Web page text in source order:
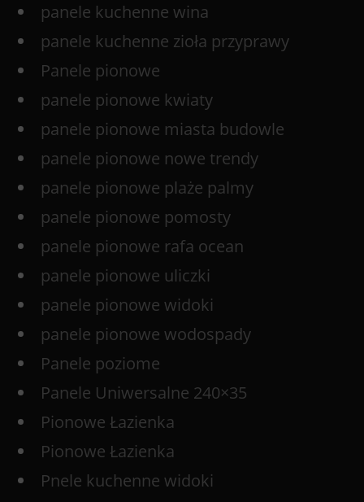
panele kuchenne wina
panele kuchenne zioła przyprawy
Panele pionowe
panele pionowe kwiaty
panele pionowe miasta budowle
panele pionowe nowe trendy
panele pionowe plaże palmy
panele pionowe pomosty
panele pionowe rafa ocean
panele pionowe uliczki
panele pionowe widoki
panele pionowe wodospady
Panele poziome
Panele Uniwersalne 240×35
Pionowe Łazienka
Pionowe Łazienka
Pnele kuchenne widoki